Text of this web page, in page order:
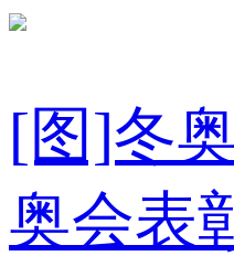
[图]冬
奥会表